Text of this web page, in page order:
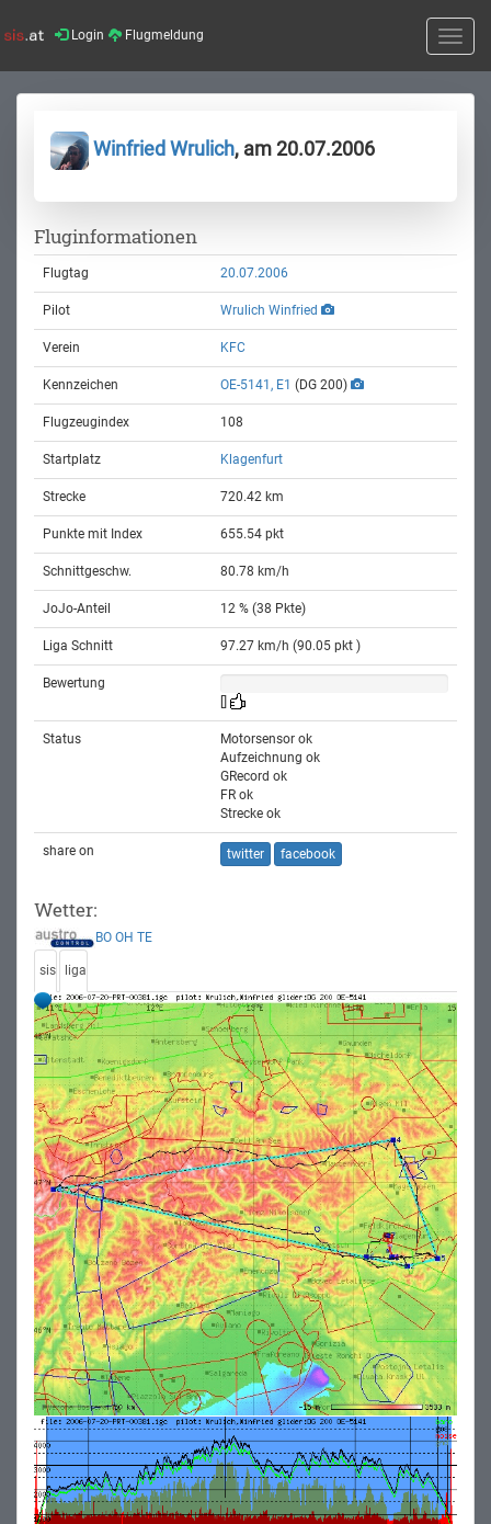
Login Flugmeldung
Toggle
Winfried Wrulich, am 20.07.2006
Fluginformationen
Flugtag 20.07.2006
Pilot Wrulich Winfried
Verein KFC
Kennzeichen OE-5141, E1 (DG 200)
Flugzeugindex 108
Startplatz Klagenfurt
Strecke 720.42 km
Punkte mit Index 655.54 pkt
Schnittgeschw. 80.78 km/h
JoJo-Anteil 12 % (38 Pkte)
Liga Schnitt 97.27 km/h (90.05 pkt )
Bewertung
Status
Motorsensor ok
Aufzeichnung ok
GRecord ok
FR ok
Strecke ok
share on twitter facebook
Wetter:
BO OH TE
sis liga